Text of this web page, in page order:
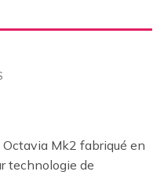
Octavia Mk2 fabriqué en
technologie de